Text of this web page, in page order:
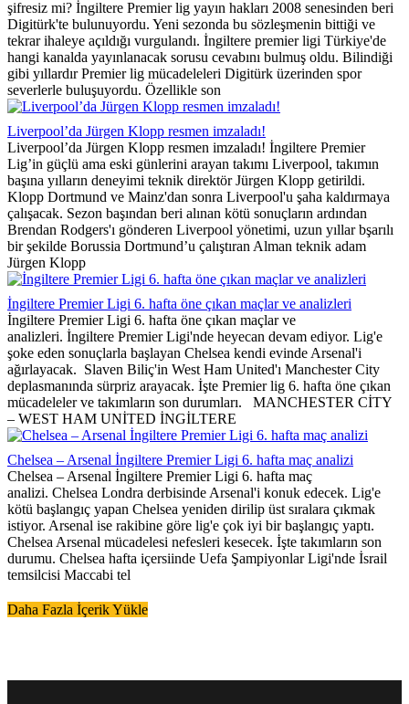
şifresiz mi? İngiltere Premier lig yayın hakları 2008 senesinden beri
Digitürk'te bulunuyordu. Yeni sezonda bu sözleşmenin bittiği ve
tekrar ihaleye açıldığı vurgulandı. İngiltere premier ligi Türkiye'de
hangi kanalda yayınlanacak sorusu cevabını bulmuş oldu. Bilindiği
gibi yıllardır Premier lig mücadeleleri Digitürk üzerinden spor
severlerle buluşuyordu. Özellikle son
Liverpool’da Jürgen Klopp resmen imzaladı!
Liverpool’da Jürgen Klopp resmen imzaladı! İngiltere Premier
Lig’in güçlü ama eski günlerini arayan takımı Liverpool, takımın
başına yılların deneyimi teknik direktör Jürgen Klopp getirildi.
Klopp Dortmund ve Mainz'dan sonra Liverpool'u şaha kaldırmaya
çalışacak. Sezon başından beri alınan kötü sonuçların ardından
Brendan Rodgers'ı gönderen Liverpool yönetimi, uzun yıllar bşarılı
bir şekilde Borussia Dortmund’u çalıştıran Alman teknik adam
Jürgen Klopp
İngiltere Premier Ligi 6. hafta öne çıkan maçlar ve analizleri
İngiltere Premier Ligi 6. hafta öne çıkan maçlar ve
analizleri. İngiltere Premier Ligi'nde heyecan devam ediyor. Lig'e
şoke eden sonuçlarla başlayan Chelsea kendi evinde Arsenal'i
ağırlayacak. Slaven Biliç'in West Ham United'ı Manchester City
deplasmanında sürpriz arayacak. İşte Premier lig 6. hafta öne çıkan
mücadeleler ve takımların son durumları. MANCHESTER CİTY
– WEST HAM UNİTED İNGİLTERE
Chelsea – Arsenal İngiltere Premier Ligi 6. hafta maç analizi
Chelsea – Arsenal İngiltere Premier Ligi 6. hafta maç
analizi. Chelsea Londra derbisinde Arsenal'i konuk edecek. Lig'e
kötü başlangıç yapan Chelsea yeniden dirilip üst sıralara çıkmak
istiyor. Arsenal ise rakibine göre lig'e çok iyi bir başlangıç yaptı.
Chelsea Arsenal mücadelesi nefesleri kesecek. İşte takımların son
durumu. Chelsea hafta içersiinde Uefa Şampiyonlar Ligi'nde İsrail
temsilcisi Maccabi tel
Daha Fazla İçerik Yükle